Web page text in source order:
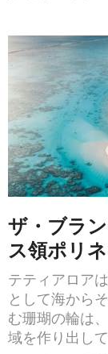
ザ・ブラ
ス領ポリ
テティアロア
として海から
む珊瑚の輪は
域を作り出して